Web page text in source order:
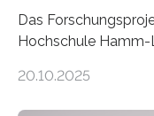
Das
Hochschule
auf Personen ab, die
20.10.2025